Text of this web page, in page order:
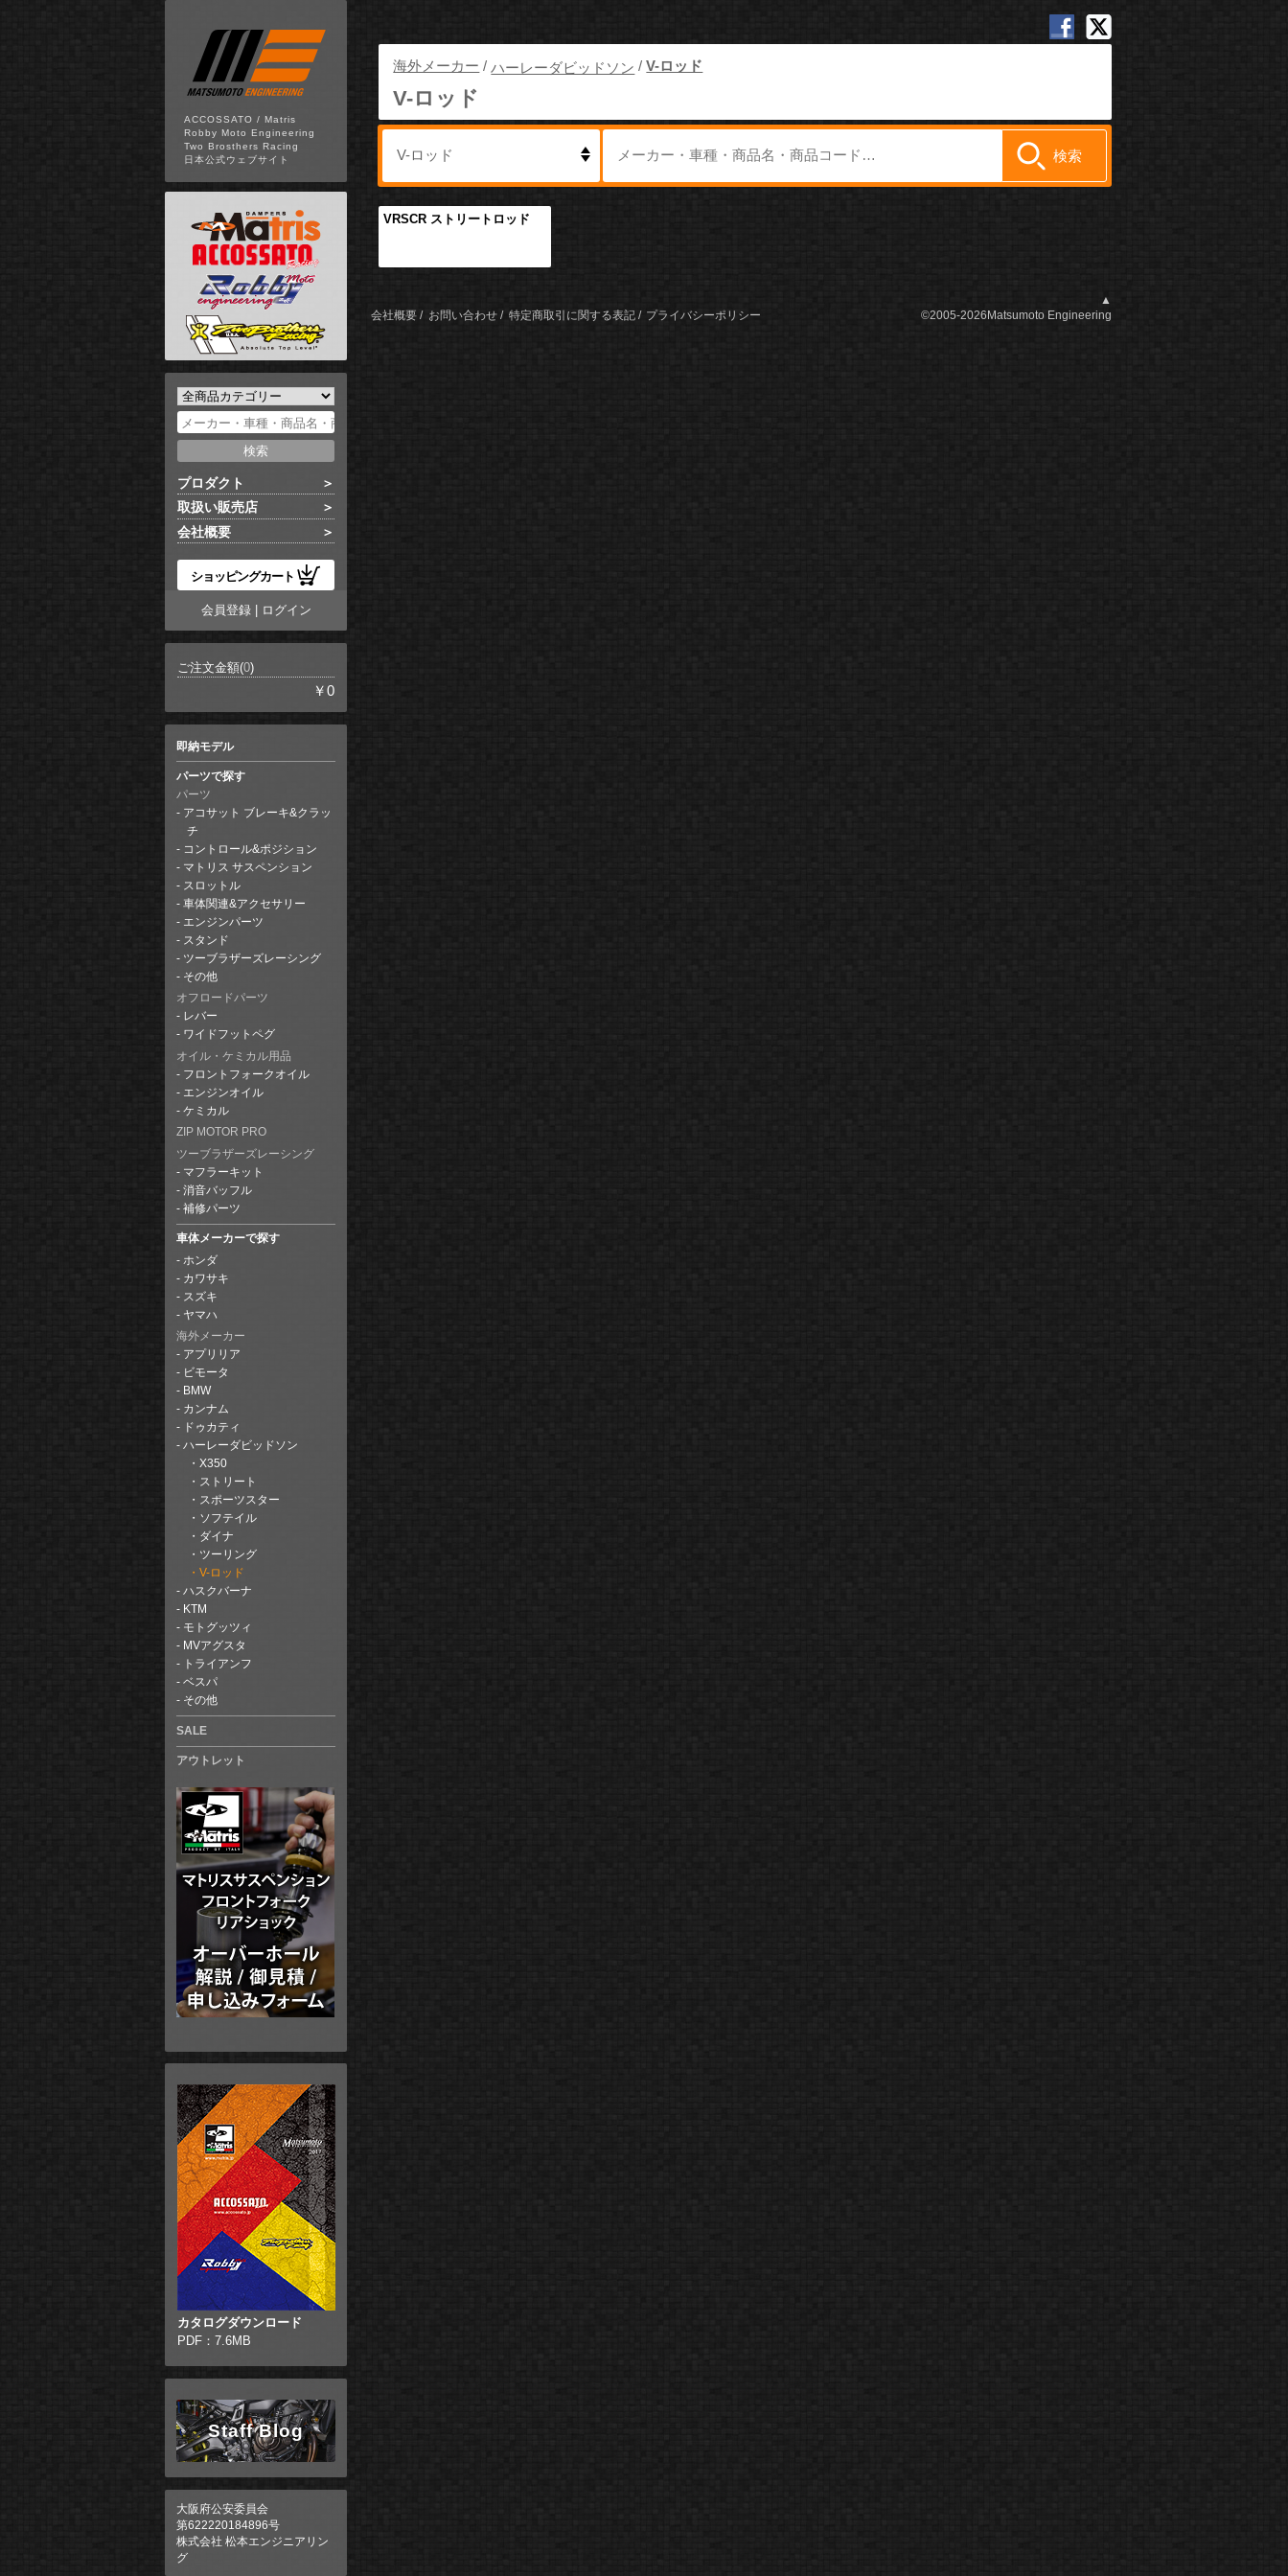
ACCOSSATO / Matris
Robby Moto Engineering
Two Brosthers Racing
日本公式ウェブサイト
プロダクト
取扱い販売店
会社概要
ショッピングカート
会員登録| ログイン
ご注文金額(0)
￥0
即納モデル
パーツで探す
パーツ
アコサット ブレーキ&クラッ
チ
コントロール&ポジション
マトリス サスペンション
スロットル
車体関連&アクセサリー
エンジンパーツ
スタンド
ツーブラザーズレーシング
その他
オフロードパーツ
レバー
ワイドフットペグ
オイル・ケミカル用品
フロントフォークオイル
エンジンオイル
ケミカル
ZIP MOTOR PRO
ツーブラザーズレーシング
マフラーキット
消音バッフル
補修パーツ
車体メーカーで探す
ホンダ
カワサキ
スズキ
ヤマハ
海外メーカー
アプリリア
ビモータ
BMW
カンナム
ドゥカティ
ハーレーダビッドソン
X350
ストリート
スポーツスター
ソフテイル
ダイナ
ツーリング
V-ロッド
ハスクバーナ
KTM
モトグッツィ
MVアグスタ
トライアンフ
ベスパ
その他
SALE
アウトレット
カタログダウンロード
PDF：7.6MB
Staff Blog
大阪府公安委員会
第622220184896号
株式会社 松本エンジニアリン
グ
海外メーカー / ハーレーダビッドソン /V-ロッド
V-ロッド
VRSCR ストリートロッド
会社概要 お問い合わせ 特定商取引に関する表記 プライバシーポリシー
▲
©2005-2026Matsumoto Engineering